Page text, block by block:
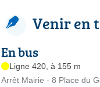
Venir en
En bus
Ligne 420, à 155 m
Arrêt Mairie - 8 Place du